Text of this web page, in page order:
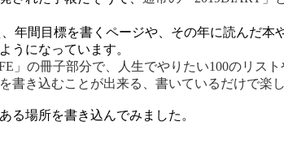
年間目標を書くページや、その年に読んだ
うになっています。
」の冊子部分で、人生でやりたい100のリスト
書き込むことが出来る、書いているだけで楽
る場所を書き込んでみました。